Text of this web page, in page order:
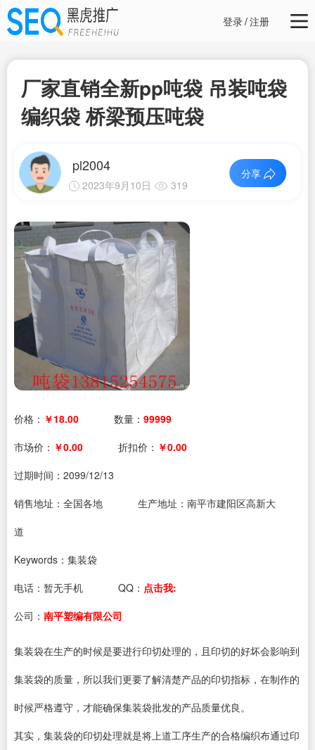
登录/注册
厂家直销全新pp吨袋 吊装吨袋
编织袋 桥梁预压吨袋
pl2004
2023年9月10日 319
分享
价格： ￥18.00 数量： 99999
市场价： ￥0.00 折扣价： ￥0.00
过期时间： 2099/12/13
销售地址：全国各地
生产地址：南平市建阳区高新大
道
Keywords：集装袋
电话： 暂无手机 QQ： 点击我:
公司： 南平塑编有限公司
集装袋在生产的时候是要进行印切处理的，且印切的好坏会影响到
集装袋的质量，所以我们更要了解清楚产品的印切指标，在制作的
时候严格遵守，才能确保集装袋批发的产品质量优良。
其实，集装袋的印切处理就是将上道工序生产的合格编织布通过印